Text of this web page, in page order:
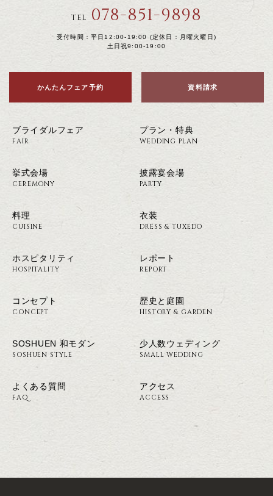
TEL 078-851-9898
受付時間：平日12:00-19:00 (定休日：月曜火曜日)
土日祝9:00-19:00
かんたんフェア予約 資料請求
ブライダルフェア
FAIR
プラン・特典
WEDDING PLAN
挙式会場
CEREMONY
披露宴会場
PARTY
料理
CUISINE
衣装
DRESS & TUXEDO
ホスピタリティ
HOSPITALITY
レポート
REPORT
コンセプト
CONCEPT
歴史と庭園
HISTORY & GARDEN
SOSHUEN 和モダン
SOSHUEN STYLE
少人数ウェディング
SMALL WEDDING
よくある質問
FAQ
アクセス
ACCESS